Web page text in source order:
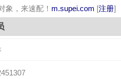
象，来速配！ m.supei.com [注册]